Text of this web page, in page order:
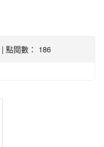
點閱數： 186